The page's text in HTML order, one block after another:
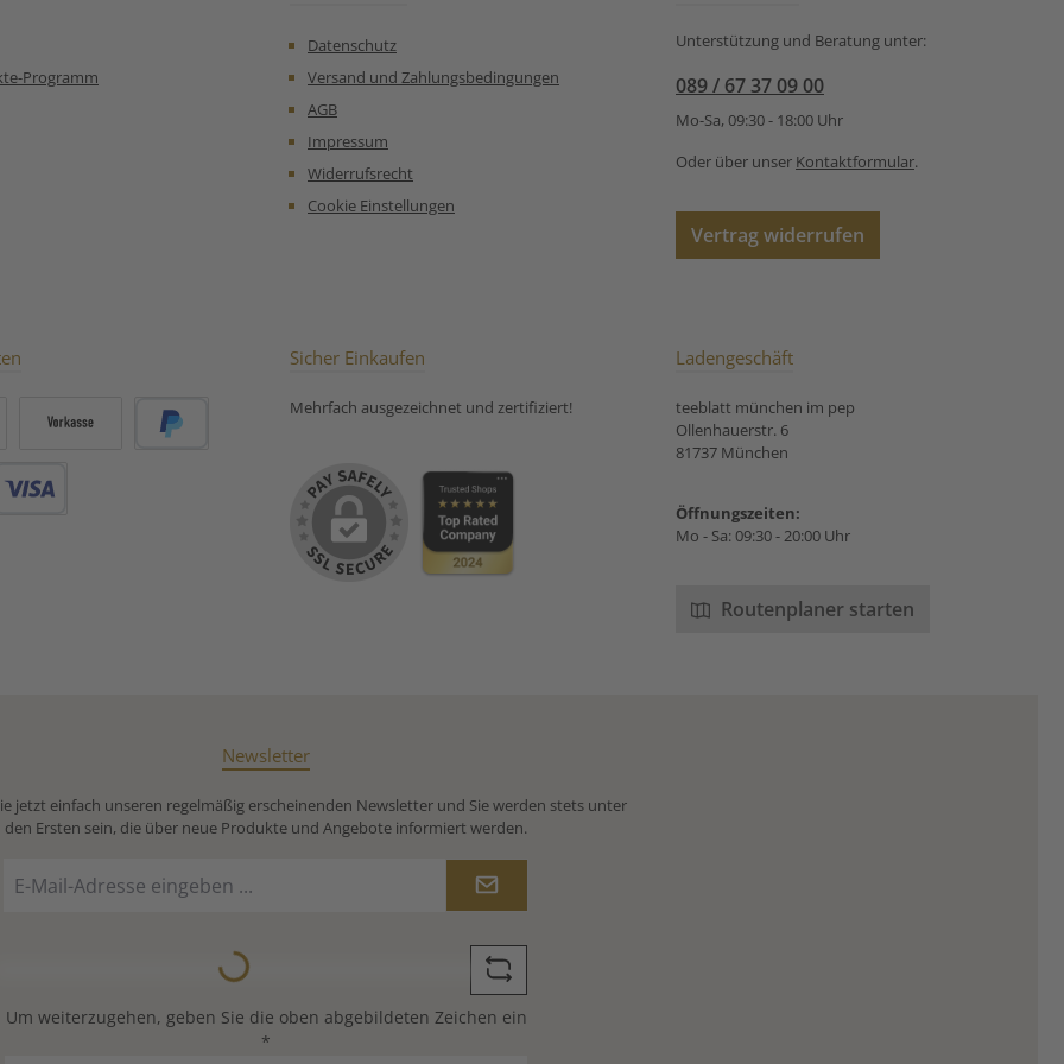
Programm
Datenschutz
Versand und Zahlungsbedingungen
AGB
Impressum
Widerrufsrecht
Cookie Einstellungen
Unterstützung und Beratung unter:
089 / 67 37 09 00
Mo-Sa, 09:30 - 18:00 Uhr
Oder über unser Kontaktformular.
Vertrag widerrufen
Sicher Einkaufen
Mehrfach ausgezeichnet und zertifiziert!
Ladengeschäft
teeblatt münchen im pep
Ollenhauerstr. 6
81737 München
Öffnungszeiten:
Mo - Sa: 09:30 - 20:00 Uhr
Routenplaner starten
Newsletter
jetzt einfach unseren regelmäßig erscheinenden Newsletter und Sie werden stets unter
den Ersten sein, die über neue Produkte und Angebote informiert werden.
Mail-
Loading...
Um weiterzugehen, geben Sie die oben abgebildeten Zeichen ein
*